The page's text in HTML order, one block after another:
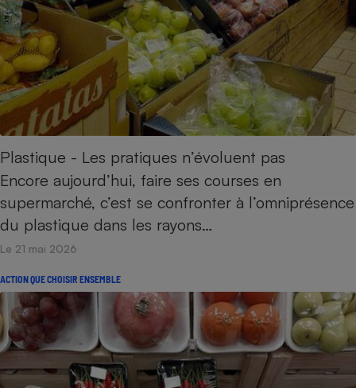
Plastique - Les pratiques n’évoluent pas
Encore aujourd’hui, faire ses courses en
supermarché, c’est se confronter à l’omniprésence
du plastique dans les rayons…
Le 21 mai 2026
ACTION QUE CHOISIR ENSEMBLE